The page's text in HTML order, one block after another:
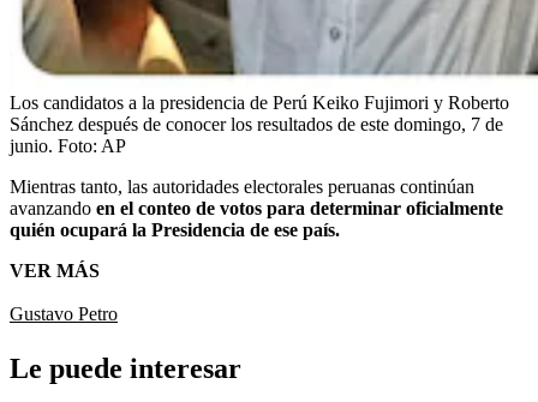
Los candidatos a la presidencia de Perú Keiko Fujimori y Roberto
Sánchez después de conocer los resultados de este domingo, 7 de
junio. Foto: AP
Mientras tanto, las autoridades electorales peruanas continúan
avanzando en el conteo de votos para determinar oficialmente
quién ocupará la Presidencia de ese país.
VER MÁS
Gustavo Petro
Le puede interesar